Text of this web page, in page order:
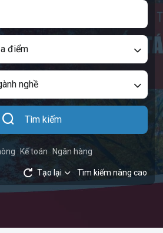
điểm
nghề
Tìm kiếm
Kế toán Ngân hàng
Tạo lại Tìm kiếm nâng cao